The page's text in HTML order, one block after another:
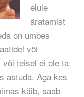
elule
äratamist
on umbes
või
või teisel ei ole ta
astuda. Aga kes
käib, saab